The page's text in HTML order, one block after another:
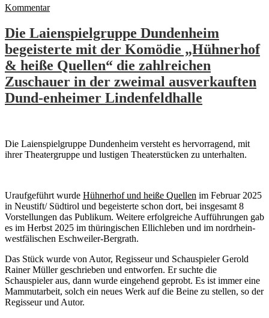
Kommentar
Die Laienspielgruppe Dundenheim
begeisterte mit der Komödie „Hühnerhof
& heiße Quellen“ die zahlreichen
Zuschauer in der zweimal ausverkauften
Dund-enheimer Lindenfeldhalle
Die Laienspielgruppe Dundenheim versteht es hervorragend, mit
ihrer Theatergruppe und lustigen Theaterstücken zu unterhalten.
Uraufgeführt wurde Hühnerhof und heiße Quellen im Februar 2025
in Neustift/ Südtirol und begeisterte schon dort, bei insgesamt 8
Vorstellungen das Publikum. Weitere erfolgreiche Aufführungen gab
es im Herbst 2025 im thüringischen Ellichleben und im nordrhein-
westfälischen Eschweiler-Bergrath.
Das Stück wurde von Autor, Regisseur und Schauspieler Gerold
Rainer Müller geschrieben und entworfen. Er suchte die
Schauspieler aus, dann wurde eingehend geprobt. Es ist immer eine
Mammutarbeit, solch ein neues Werk auf die Beine zu stellen, so der
Regisseur und Autor.